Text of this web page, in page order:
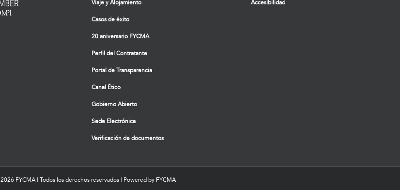
Viaje y Alojamiento
Casos de éxito
20 aniversario FYCMA
Perfil del Contratante
Portal de Transparencia
Canal Ético
Gobierno Abierto
Sede Electrónica
Verificación de documentos
Accesibilidad
2026 FYCMA | Todos los derechos reservados | Powered by FYCMA